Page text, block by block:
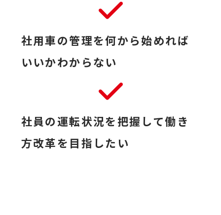
社用車の管理を何から始めれば
いいかわからない
社員の運転状況を把握して働き
方改革を目指したい